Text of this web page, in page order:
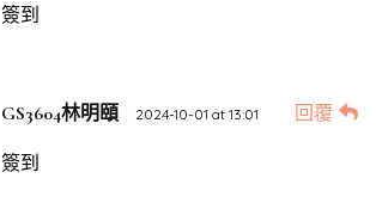
簽到
GS3604林明頤 2024-10-01 at 13:01 回覆
簽到